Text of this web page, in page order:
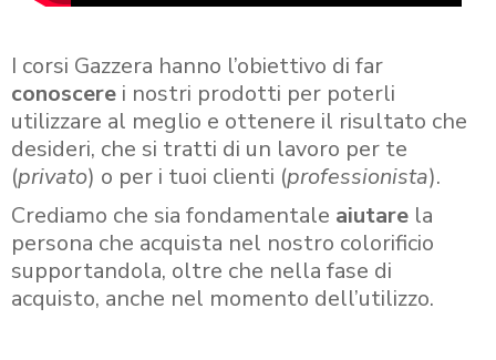
I corsi Gazzera hanno l’obiettivo di far
conoscere i nostri prodotti per poterli
utilizzare al meglio e ottenere il risultato che
desideri, che si tratti di un lavoro per te
(privato) o per i tuoi clienti (professionista).
Crediamo che sia fondamentale aiutare la
persona che acquista nel nostro colorificio
supportandola, oltre che nella fase di
acquisto, anche nel momento dell’utilizzo.